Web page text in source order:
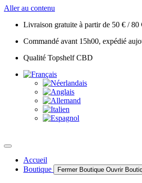
Aller au contenu
Livraison gratuite à partir de 50 € / 80
Commandé avant 15h00, expédié
Qualité Topshelf CBD
Accueil
Boutique
Fermer Boutique Ouvrir